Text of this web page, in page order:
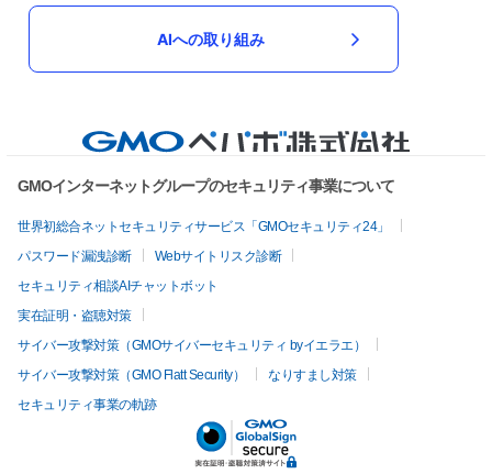
AIへの取り組み
GMOインターネットグループのセキュリティ事業について
世界初総合ネットセキュリティサービス「GMOセキュリティ24」
パスワード漏洩診断
Webサイトリスク診断
セキュリティ相談AIチャットボット
実在証明・盗聴対策
サイバー攻撃対策（GMOサイバーセキュリティ byイエラエ）
サイバー攻撃対策（GMO Flatt Security）
なりすまし対策
セキュリティ事業の軌跡